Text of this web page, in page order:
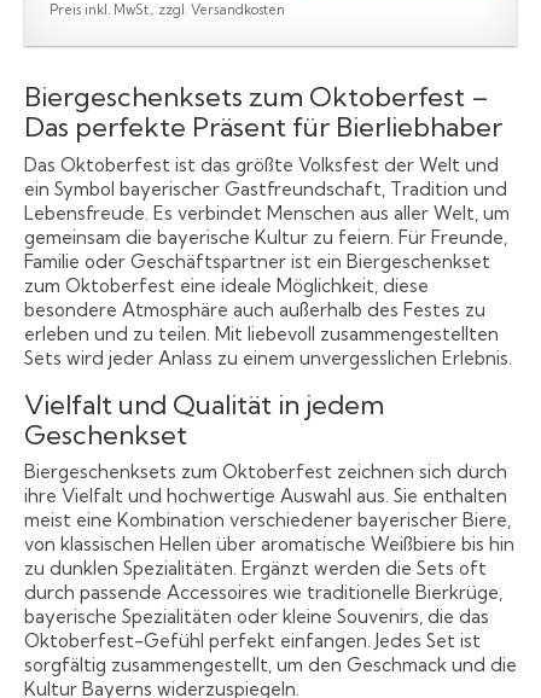
Preis inkl. MwSt., zzgl. Versandkosten
Biergeschenksets zum Oktoberfest –
Das perfekte Präsent für Bierliebhaber
Das Oktoberfest ist das größte Volksfest der Welt und
ein Symbol bayerischer Gastfreundschaft, Tradition und
Lebensfreude. Es verbindet Menschen aus aller Welt, um
gemeinsam die bayerische Kultur zu feiern. Für Freunde,
Familie oder Geschäftspartner ist ein Biergeschenkset
zum Oktoberfest eine ideale Möglichkeit, diese
besondere Atmosphäre auch außerhalb des Festes zu
erleben und zu teilen. Mit liebevoll zusammengestellten
Sets wird jeder Anlass zu einem unvergesslichen Erlebnis.
Vielfalt und Qualität in jedem
Geschenkset
Biergeschenksets zum Oktoberfest zeichnen sich durch
ihre Vielfalt und hochwertige Auswahl aus. Sie enthalten
meist eine Kombination verschiedener bayerischer Biere,
von klassischen Hellen über aromatische Weißbiere bis hin
zu dunklen Spezialitäten. Ergänzt werden die Sets oft
durch passende Accessoires wie traditionelle Bierkrüge,
bayerische Spezialitäten oder kleine Souvenirs, die das
Oktoberfest-Gefühl perfekt einfangen. Jedes Set ist
sorgfältig zusammengestellt, um den Geschmack und die
Kultur Bayerns widerzuspiegeln.